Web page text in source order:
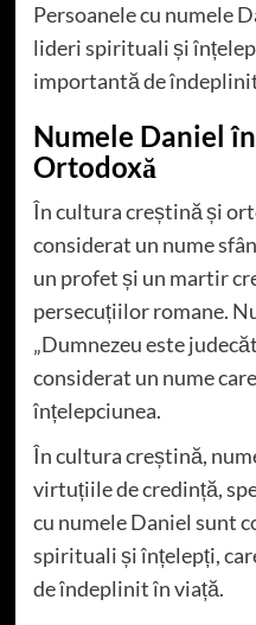
Persoanele cu numele
lideri spirituali și
importantă de
Numele Daniel
Ortodoxă
În cultura creștină și
considerat un nume
un profet și un martir
persecuțiilor romane.
„Dumnezeu este
considerat un nume
înțelepciunea.
În cultura creștină,
virtuțiile de credință,
cu numele Daniel sunt
spirituali și înțelepți,
de îndeplinit în viață.